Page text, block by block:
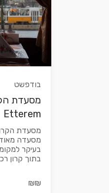
בודפשט
Etterem
מסעדה
בעיקר
בתוך קרון
₪₪